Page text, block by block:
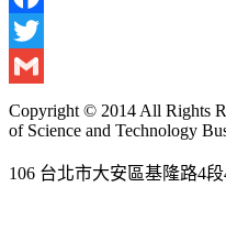
Facebook
Twitter
Gmail
Copyright © 2014 All Rights
of Science and Technology
106 台北市大安區基隆路4